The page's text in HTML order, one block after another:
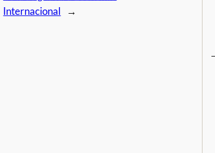
Internacional
→